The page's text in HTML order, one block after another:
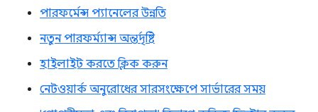
পারফর্মেন্স প্যানেলের উন্নতি
নতুন পারফর্ম্যান্স অন্তর্দৃষ্টি
হাইলাইট করতে ক্লিক করুন
নেটওয়ার্ক অনুরোধের সারসংক্ষেপে সার্ভারের সময়